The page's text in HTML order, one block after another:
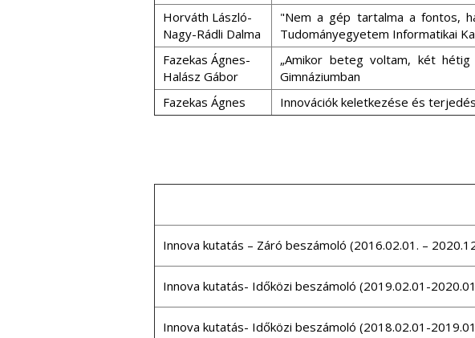
Horváth László-
Nagy-Rádli Dalma
"Nem a gép tartalma a fontos,
Tudományegyetem Informatikai
Fazekas Ágnes-
Halász Gábor
„Amikor beteg voltam, két
Gimnáziumban
Fazekas Ágnes Innovációk keletkezése és
Innova kutatás – Záró beszámoló (2016.02.01. –
Innova kutatás- Időközi beszámoló (2019.02.01-
Innova kutatás- Időközi beszámoló (2018.02.01-